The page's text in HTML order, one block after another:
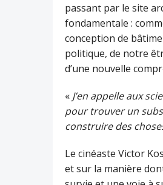
passant par le site
fondamentale :
conception de
politique, de notre
d’une nouvelle
« J’en appelle aux
pour trouver un
construire des
Le cinéaste Victor
et sur la manière